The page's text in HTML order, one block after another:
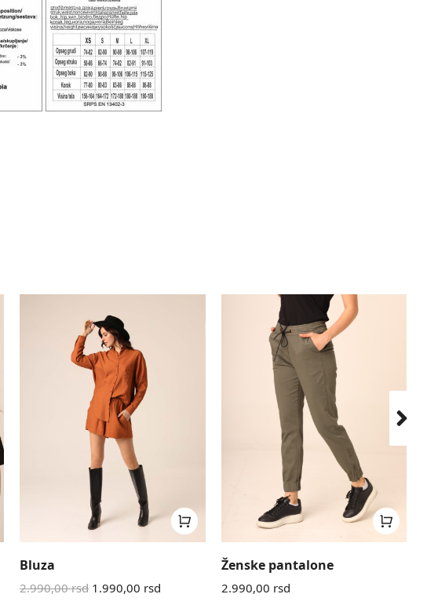
Bluza
2.990,00rsd 1.990,00 rsd
Ženske pantalone
2.990,00 rsd